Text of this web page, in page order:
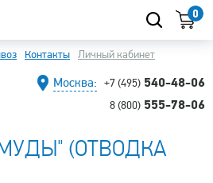
0
Контакты Личный кабинет
Москва: +7 (495) 540-48-06
8 (800) 555-78-06
(ОТВОДКА